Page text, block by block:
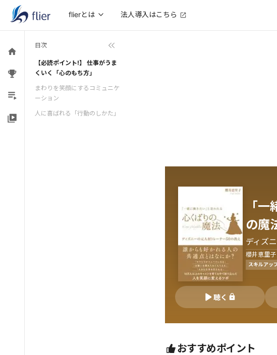
flierとは 法人導入はこちら
目次
【必読ポイント!】 仕事がうま
くいく「心のもち方」
まわりを笑顔にするコミュニケ
ーション
人に喜ばれる「行動のしかた」
「
の魔
ディズ
櫻井恵里子
スキルアッ
聴く
おすすめポイント